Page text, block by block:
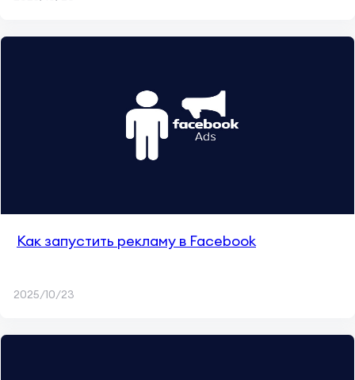
Как запустить рекламу в Facebook
2025/10/23